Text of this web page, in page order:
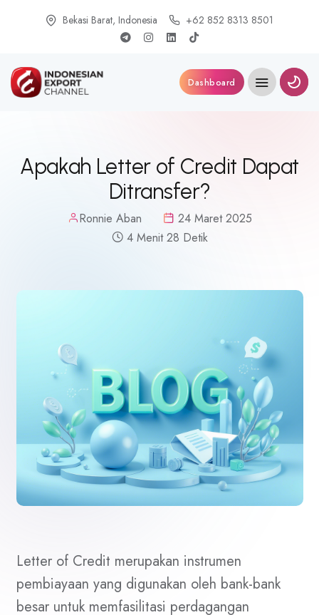
Bekasi Barat, Indonesia +62 852 8313 8501
Dashboard
Apakah Letter of Credit Dapat
Ditransfer?
Ronnie Aban
24 Maret 2025
4 Menit 28 Detik
Letter of Credit merupakan instrumen
pembiayaan yang digunakan oleh bank-bank
besar untuk memfasilitasi perdagangan